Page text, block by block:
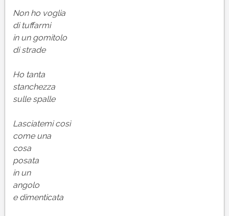
Non ho voglia
di tuffarmi
in un gomitolo
di strade
Ho tanta
stanchezza
sulle spalle
Lasciatemi così
come una
cosa
posata
in un
angolo
e dimenticata